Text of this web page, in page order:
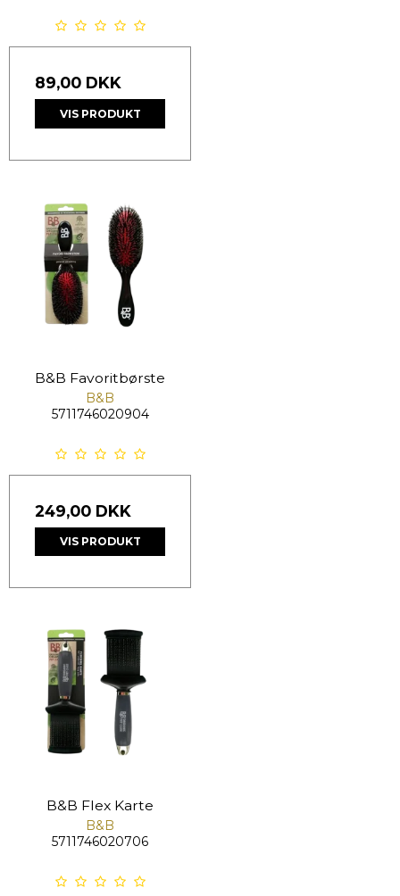
89,00 DKK
VIS PRODUKT
B&B Favoritbørste
B&B
5711746020904
249,00 DKK
VIS PRODUKT
B&B Flex Karte
B&B
5711746020706